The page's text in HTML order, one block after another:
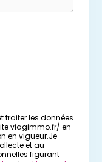
traiter les données
viagimmo.fr/ en
en vigueur.Je
et au
figurant